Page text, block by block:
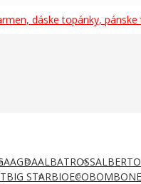
AGDAALBATROSS
BIG STARBIOECO